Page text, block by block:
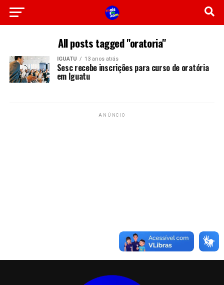
All posts tagged "oratoria"
IGUATU 13 anos atrás
Sesc recebe inscrições para curso de oratória
em Iguatu
ANÚNCIO